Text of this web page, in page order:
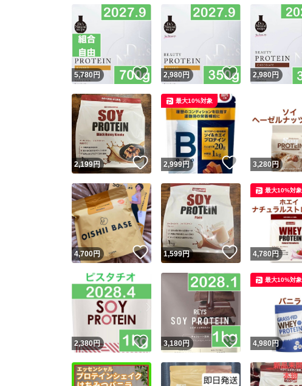
5,780 円 いいね！
2,980 円 いいね！
2,980 円
2,199円 いいね！
2,999円 いいね！
最大10%対象
3,280円
4,700円 いいね！
1,599円 いいね！
4,780 円
最大10%対象
2,380円 いいね！
3,180円 いいね！
4,980 円
最大10%対象